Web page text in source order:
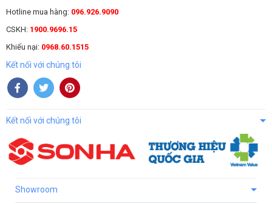
Hotline mua hàng: 096.926.9090
CSKH: 1900.9696.15
Khiếu nại: 0968.60.1515
Kết nối với chúng tôi
Kết nối với chúng tôi
Showroom